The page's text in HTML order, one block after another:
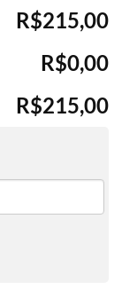
R$215,00
R$0,00
R$215,00